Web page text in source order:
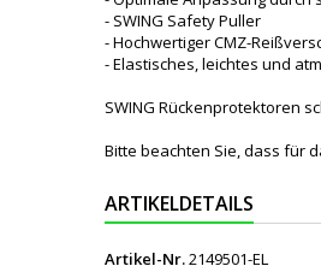
- SWING Safety Puller
- Hochwertiger CMZ-
- Elastisches, leichtes und
SWING Rückenprotektoren
Bitte beachten Sie, dass für
ARTIKELDETAILS
Artikel-Nr.2149501-EL